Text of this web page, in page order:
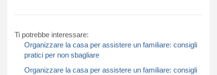
Ti potrebbe interessare:
Organizzare la casa per assistere un familiare: consigli
pratici per non sbagliare
Organizzare la casa per assistere un familiare: consigli